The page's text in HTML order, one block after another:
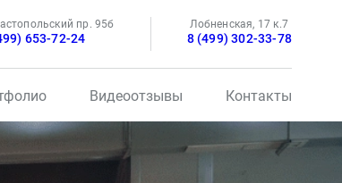
пр. 95б
653-72-24
Лобненская, 17 к.7
8 (499) 302-33-78
Видеоотзывы Контакты